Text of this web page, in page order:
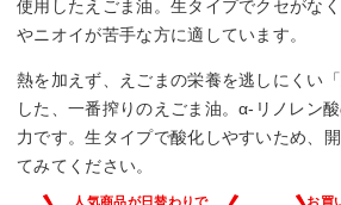
使用したえごま油。生タイプでクセがな
やニオイが苦手な方に適しています。
熱を加えず、えごまの栄養を逃しにくい
した、一番搾りのえごま油。α-リノレン
力です。生タイプで酸化しやすいため、
てみてください。